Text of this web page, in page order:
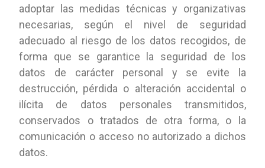
adoptar las medidas técnicas y organizativas
necesarias, según el nivel de seguridad
adecuado al riesgo de los datos recogidos, de
forma que se garantice la seguridad de los
datos de carácter personal y se evite la
destrucción, pérdida o alteración accidental o
ilícita de datos personales transmitidos,
conservados o tratados de otra forma, o la
comunicación o acceso no autorizado a dichos
datos.